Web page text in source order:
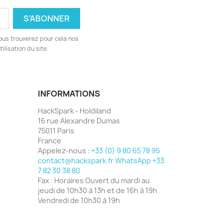
trouverez pour cela nos
du site.
INFORMATIONS
HackSpark - Holdiland
16 rue Alexandre Dumas
75011 Paris
France
Appelez-nous : +33 (0) 9 80 65 78 95
contact@hackspark.fr WhatsApp +33
7 82 30 38 80
Fax : Horaires Ouvert du mardi au
jeudi de 10h30 à 13h et de 16h à 19h
Vendredi de 10h30 à 19h